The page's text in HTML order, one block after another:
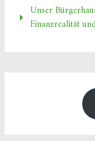
Unser
Finanzrealität